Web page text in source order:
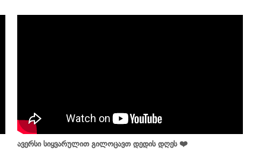
ავერსი სიყვარულით გილოცავთ დედის დღეს ❤️